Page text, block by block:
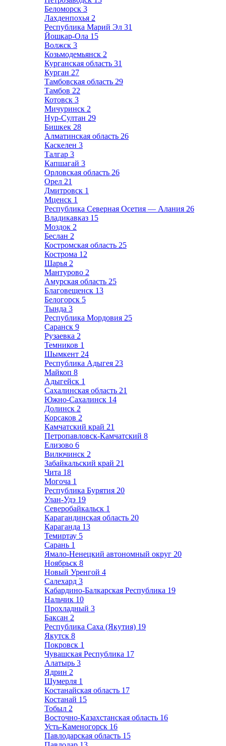
Беломорск 3
Лахденпохья 2
Республика Марий Эл 31
Йошкар-Ола 15
Волжск 3
Козьмодемьянск 2
Курганская область 31
Курган 27
Тамбовская область 29
Тамбов 22
Котовск 3
Мичуринск 2
Нур-Султан 29
Бишкек 28
Алматинская область 26
Каскелен 3
Талгар 3
Капшагай 3
Орловская область 26
Орел 21
Дмитровск 1
Мценск 1
Республика Северная Осетия — Алания 26
Владикавказ 15
Моздок 2
Беслан 2
Костромская область 25
Кострома 12
Шарья 2
Мантурово 2
Амурская область 25
Благовещенск 13
Белогорск 5
Тында 3
Республика Мордовия 25
Саранск 9
Рузаевка 2
Темников 1
Шымкент 24
Республика Адыгея 23
Майкоп 8
Адыгейск 1
Сахалинская область 21
Южно-Сахалинск 14
Долинск 2
Корсаков 2
Камчатский край 21
Петропавловск-Камчатский 8
Елизово 6
Вилючинск 2
Забайкальский край 21
Чита 18
Могоча 1
Республика Бурятия 20
Улан-Удэ 19
Северобайкальск 1
Карагандинская область 20
Караганда 13
Темиртау 5
Сарань 1
Ямало-Ненецкий автономный округ 20
Ноябрьск 8
Новый Уренгой 4
Салехард 3
Кабардино-Балкарская Республика 19
Нальчик 10
Прохладный 3
Баксан 2
Республика Саха (Якутия) 19
Якутск 8
Покровск 1
Чувашская Республика 17
Алатырь 3
Ядрин 2
Шумерля 1
Костанайская область 17
Костанай 15
Тобыл 2
Восточно-Казахстанская область 16
Усть-Каменогорск 16
Павлодарская область 15